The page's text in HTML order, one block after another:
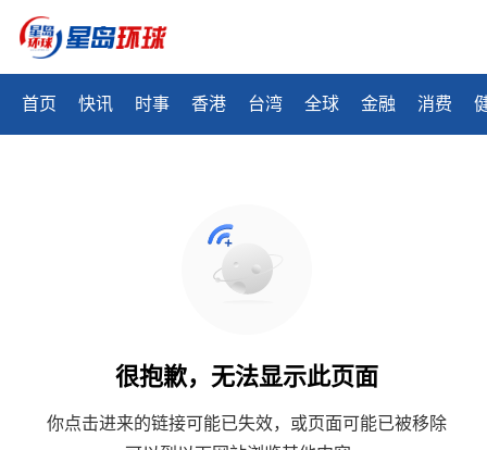
首页 快讯 时事 香港 台湾 全球 金融 消费
很抱歉，无法显示此页面
你点击进来的链接可能已失效，或页面可能已被移除